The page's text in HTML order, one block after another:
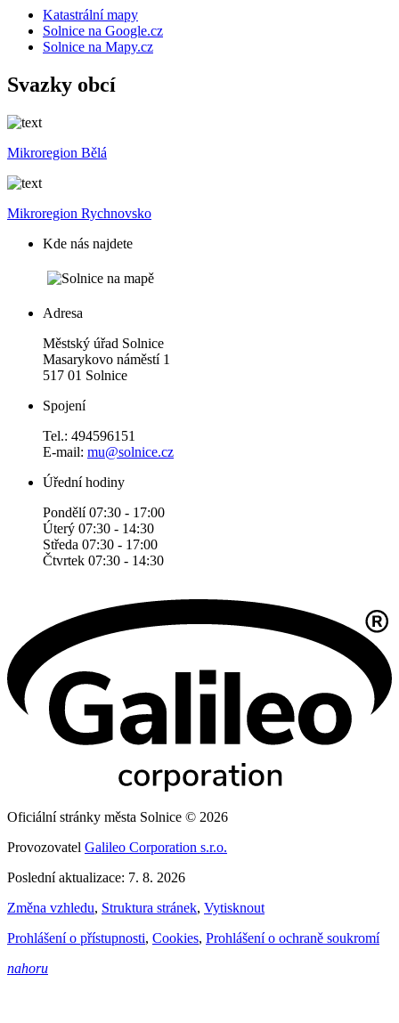
Katastrální mapy
Solnice na Google.cz
Solnice na Mapy.cz
Svazky obcí
Mikroregion Bělá
Mikroregion Rychnovsko
Kde nás najdete
Adresa
Městský úřad Solnice
Masarykovo náměstí 1
517 01 Solnice
Spojení
Tel.: 494596151
E-mail: mu@solnice.cz
Úřední hodiny
Pondělí 07:30 - 17:00
Úterý 07:30 - 14:30
Středa 07:30 - 17:00
Čtvrtek 07:30 - 14:30
Oficiální stránky města Solnice © 2026
Provozovatel Galileo Corporation s.r.o.
Poslední aktualizace: 7. 8. 2026
Změna vzhledu, Struktura stránek, Vytisknout
Prohlášení o přístupnosti, Cookies, Prohlášení o ochraně soukromí
nahoru